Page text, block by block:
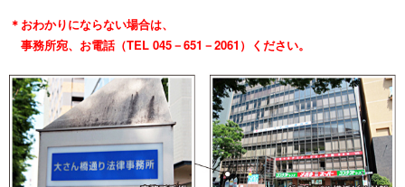
＊おわかりにならない場合は、
事務所宛、お電話（TEL 045－651－2061）ください。